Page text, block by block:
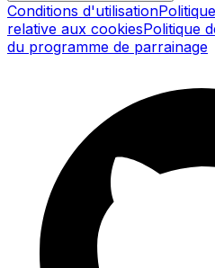
Conditions d'utilisation
relative aux cookiesPolitique
du programme de parrainage